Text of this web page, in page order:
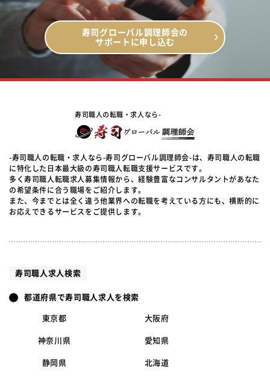
寿司グローバル調理師会の
サポートに申し込む
寿司職人の転職・求人なら-
-寿司職人の転職・求人なら-寿司グローバル調理師会-は、寿司職人の転職
に特化した日本最大級の寿司職人転職支援サービスです。
多く寿司職人転職求人募集情報から、経験豊富なコンサルタントがあなた
の希望条件に合う職場をご紹介します。
また、今までとは全く違う他業界への転職を考えている方にも、横断的に
お応えできるサービスをご提供します。
寿司職人求人検索
都道府県で寿司職人求人を検索
東京都 大阪府
神奈川県 愛知県
静岡県 北海道